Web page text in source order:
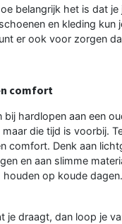
belangrijk het is dat
en kleding kun
er ook voor zorgen
comfort
bij hardlopen aan een
die tijd is voorbij.
comfort. Denk aan
en aan slimme
houden op koude
je draagt, dan loop je